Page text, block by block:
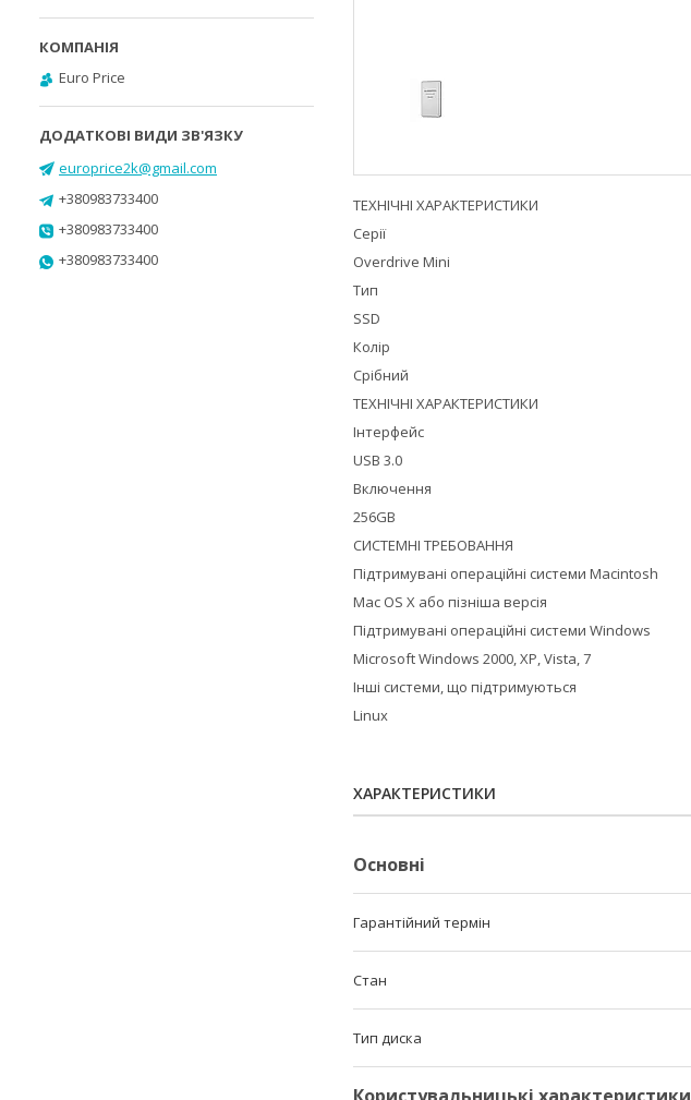
ТЕХНІЧНІ ХАРАКТЕРИСТИКИ
Серії
Overdrive Mini
Тип
SSD
Колір
Срібний
ТЕХНІЧНІ ХАРАКТЕРИСТИКИ
Інтерфейс
USB 3.0
Включення
256GB
СИСТЕМНІ ТРЕБОВАННЯ
Підтримувані операційні системи Macintosh
Mac OS X або пізніша версія
Підтримувані операційні системи Windows
Microsoft Windows 2000, XP, Vista, 7
Інші системи, що підтримуються
Linux
ХАРАКТЕРИСТИКИ
Основні
Гарантійний термін
Стан
Тип диска
Користувальницькі характеристики
Euro Price
europrice2k@gmail.com
+380983733400
+380983733400
+380983733400